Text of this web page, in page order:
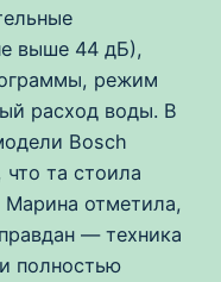
выше 44 дБ),
режим
расход воды. В
Bosch
что та стоила
Марина отметила,
— техника
полностью